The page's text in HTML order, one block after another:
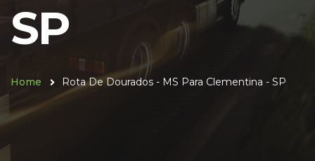
SP
Home Rota De Dourados - MS Para Clementina - SP